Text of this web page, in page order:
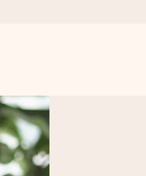
kannst, wenn es am meisten
versenden).